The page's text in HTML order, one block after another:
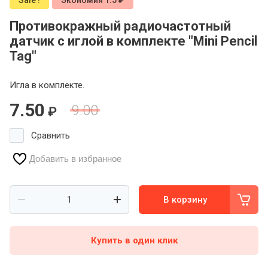
Противокражный радиочастотный
датчик с иглой в комплекте "Mini Pencil
Tag"
Игла в комплекте.
9.00
7.50 ₽
Сравнить
Добавить в избранное
В корзину
Купить в один клик